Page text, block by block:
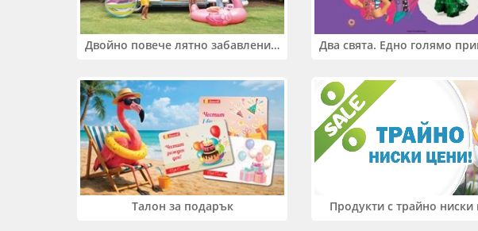
Двойно повече лятно забавление! Купи 2 продукта INTEX и вземи -33%
Талон за подарък Продукти с трайно ниски